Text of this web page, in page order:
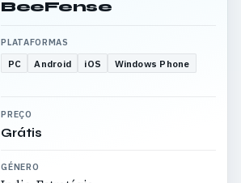
BeeFense
PLATAFORMAS
PC Android iOS Windows Phone
PREÇO
Grátis
GÉNERO